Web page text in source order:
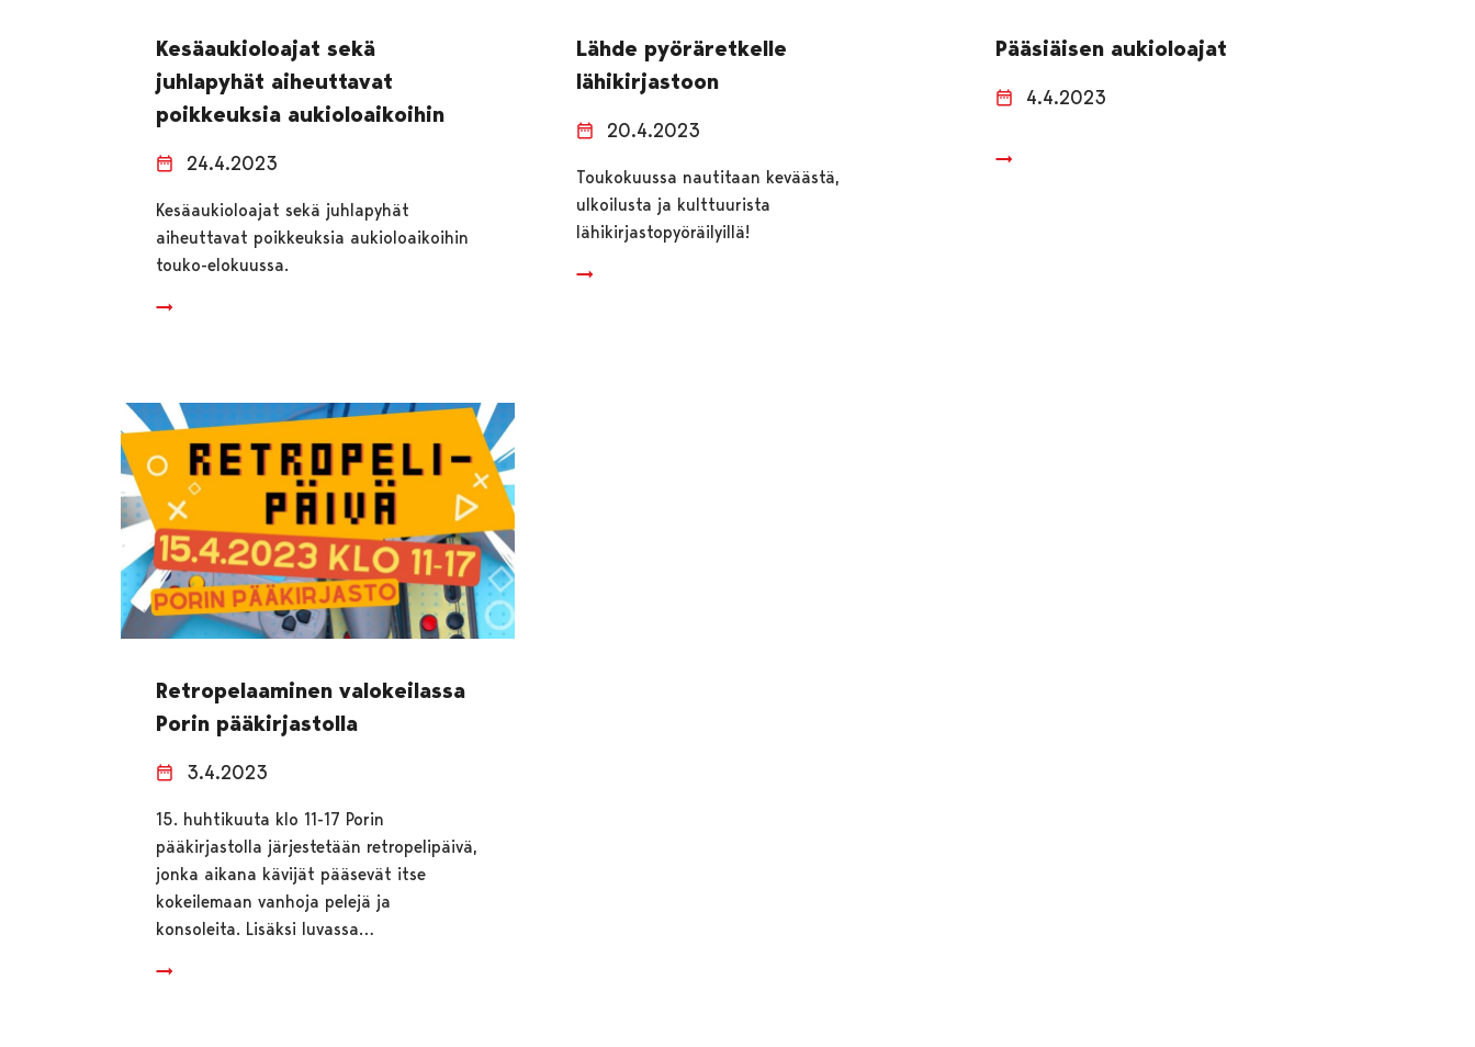
Kesäaukioloajat sekä
juhlapyhät aiheuttavat
poikkeuksia aukioloaikoihin
24.4.2023
Kesäaukioloajat sekä juhlapyhät
aiheuttavat poikkeuksia aukioloaikoihin
touko-elokuussa.
Lähde pyöräretkelle
lähikirjastoon
20.4.2023
Toukokuussa nautitaan keväästä,
ulkoilusta ja kulttuurista
lähikirjastopyöräilyillä!
Pääsiäisen aukioloajat
4.4.2023
Retropelaaminen valokeilassa
Porin pääkirjastolla
3.4.2023
15. huhtikuuta klo 11-17 Porin
pääkirjastolla järjestetään retropelipäivä,
jonka aikana kävijät pääsevät itse
kokeilemaan vanhoja pelejä ja
konsoleita. Lisäksi luvassa…